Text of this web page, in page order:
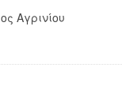
Αγρινίου